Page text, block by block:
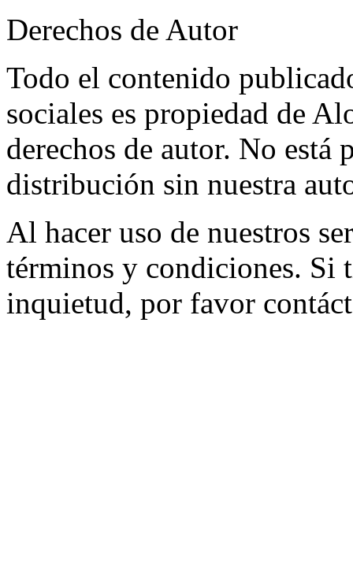
Derechos de Autor
Todo el contenido
sociales es propiedad de
derechos de autor. No
distribución sin nuestra
Al hacer uso de nuestros
términos y condiciones. Si
inquietud, por favor